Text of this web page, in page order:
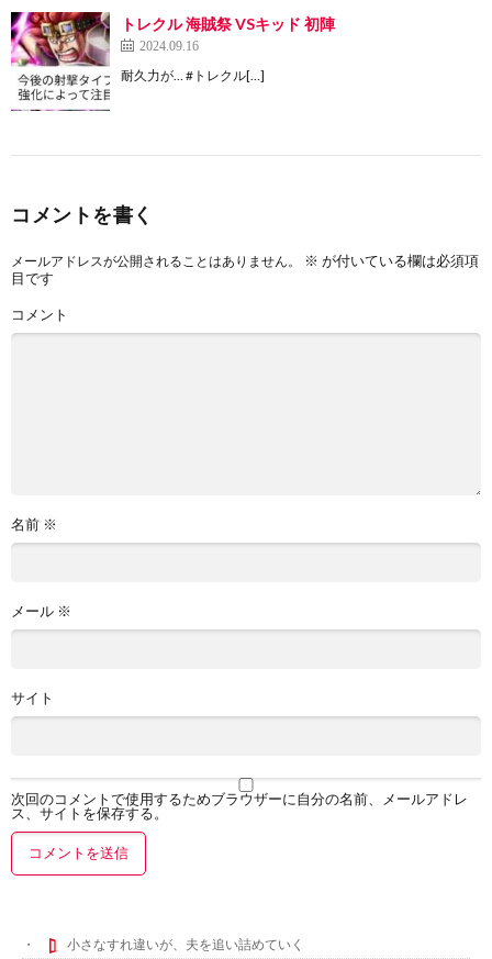
トレクル 海賊祭 VSキッド 初陣
2024.09.16
耐久力が… #トレクル[…]
コメントを書く
メールアドレスが公開されることはありません。 ※ が付いている欄は必須項
目です
コメント
名前 ※
メール ※
サイト
次回のコメントで使用するためブラウザーに自分の名前、メールアドレ
ス、サイトを保存する。
小さなすれ違いが、夫を追い詰めていく